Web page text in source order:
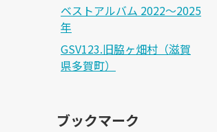
ベストアルバム 2022～2025
年
GSV123.旧脇ヶ畑村（滋賀
県多賀町）
ブックマーク